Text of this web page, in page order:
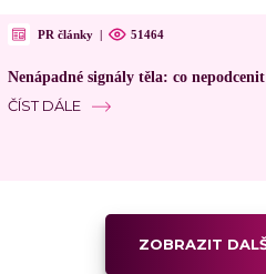
PR články | 51464
Nenápadné signály těla: co nepodcenit
ČÍST DÁLE
ZOBRAZIT